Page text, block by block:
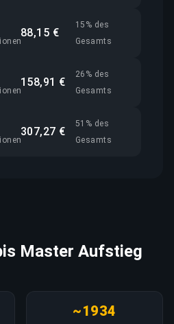
88,15 €
15% des
Gesamts
158,91 €
26% des
Gesamts
307,27 €
51% des
Gesamts
Master Aufstieg
~1934